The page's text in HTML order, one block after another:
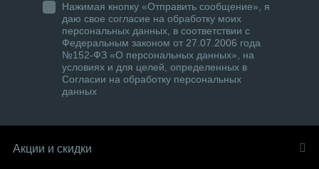
Нажимая кнопку «Отправить сообщение», я
даю свое согласие на обработку моих
персональных данных, в соответствии с
Федеральным законом от 27.07.2006 года
№152-ФЗ «О персональных данных», на
условиях и для целей, определенных в
Согласии на обработку персональных
данных
Акции и скидки